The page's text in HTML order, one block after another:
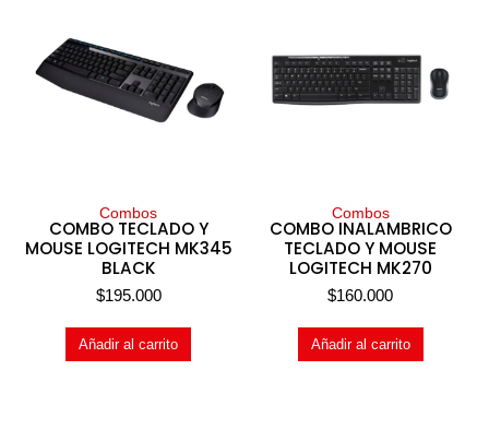
Combos
COMBO TECLADO Y
MOUSE LOGITECH MK345
BLACK
$195.000
Añadir al carrito
Combos
COMBO INALAMBRICO
TECLADO Y MOUSE
LOGITECH MK270
$160.000
Añadir al carrito